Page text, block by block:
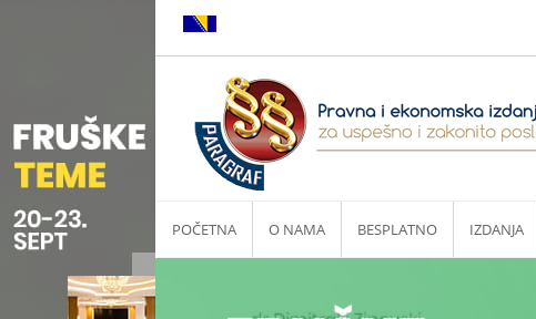
POČETNA O NAMA BESPLATNO IZDANJA